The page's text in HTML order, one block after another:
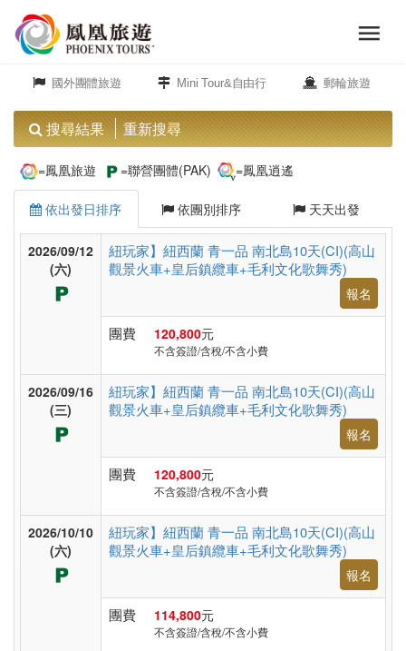
menu
國外團體旅遊 Mini Tour&自由行 郵輪旅遊
旅
道
close
歐
洲
美
度
澳
搜尋結果 重新搜尋
=鳳凰旅遊 =聯營團體(PAK) =鳳凰逍遙
依出發日排序 依團別排序 天天出發
2026/09/12
(六)
紐玩家】紐西蘭 青一品 南北島10天(CI)(高山
觀景火車+皇后鎮纜車+毛利文化歌舞秀)
報名
團費 120,800元
不含簽證/含稅/不含小費
2026/09/16
(三)
紐玩家】紐西蘭 青一品 南北島10天(CI)(高山
觀景火車+皇后鎮纜車+毛利文化歌舞秀)
報名
團費 120,800元
不含簽證/含稅/不含小費
2026/10/10
(六)
紐玩家】紐西蘭 青一品 南北島10天(CI)(高山
觀景火車+皇后鎮纜車+毛利文化歌舞秀)
報名
團費 114,800元
不含簽證/含稅/不含小費